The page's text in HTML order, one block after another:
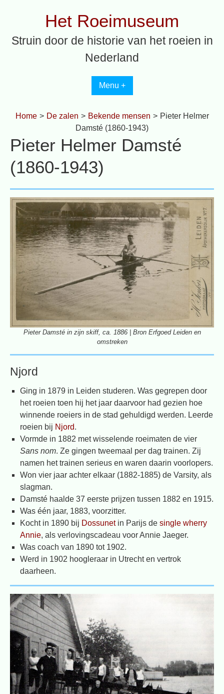
Het Roeimuseum
Struin door de historie van het roeien in
Nederland
Menu +
Home > De zalen > Bekende mensen > Pieter Helmer
Damsté (1860-1943)
Pieter Helmer Damsté
(1860-1943)
Pieter Damsté in zijn skiff, ca. 1886 | Bron Erfgoed Leiden en
omstreken
Njord
Ging in 1879 in Leiden studeren. Was gegrepen door
het roeien toen hij het jaar daarvoor had gezien hoe
winnende roeiers in de stad gehuldigd werden. Leerde
roeien bij Njord.
Vormde in 1882 met wisselende roeimaten de vier
Sans nom. Ze gingen tweemaal per dag trainen. Zij
namen het trainen serieus en waren daarin voorlopers.
Won vier jaar achter elkaar (1882-1885) de Varsity, als
slagman.
Damsté haalde 37 eerste prijzen tussen 1882 en 1915.
Was één jaar, 1883, voorzitter.
Kocht in 1890 bij Dossunetin Parijs de single wherry
Annie, als verlovingscadeau voor Annie Jaeger.
Was coach van 1890 tot 1902.
Werd in 1902 hoogleraar in Utrecht en vertrok
daarheen.